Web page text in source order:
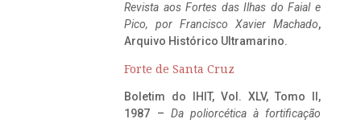
Revista aos Fortes das Ilhas do Faial e
Pico, por Francisco Xavier Machado,
Arquivo Histórico Ultramarino.
Forte de Santa Cruz
Boletim do IHIT, Vol. XLV, Tomo II,
1987 – Da poliorcética à fortificação